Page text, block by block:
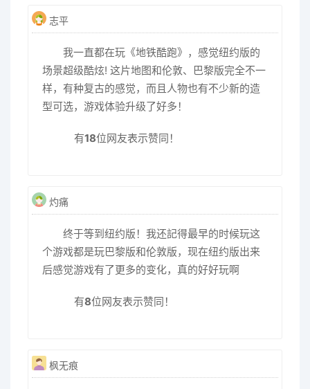
志平
我一直都在玩《地铁酷跑》，感觉纽约版的
场景超级酷炫! 这片地图和伦敦、巴黎版完全不一
样，有种复古的感觉，而且人物也有不少新的造
型可选，游戏体验升级了好多！
有18位网友表示赞同！
灼痛
终于等到纽约版！我还記得最早的时候玩这
个游戏都是玩巴黎版和伦敦版，现在纽约版出来
后感觉游戏有了更多的变化，真的好好玩啊
有8位网友表示赞同！
枫无痕